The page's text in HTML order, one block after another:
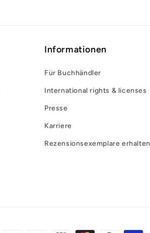
Informationen
Für Buchhändler
International rights & licenses
Presse
Karriere
Rezensionsexemplare erhalten